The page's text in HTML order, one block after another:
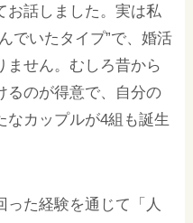
お話しました。実は私
でいたタイプ”で、婚活
ません。むしろ昔から
るのが得意で、自分の
なカップルが4組も誕生
った経験を通じて「人